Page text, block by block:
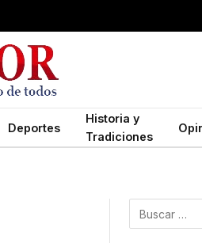
Deportes
Historia y
Tradiciones